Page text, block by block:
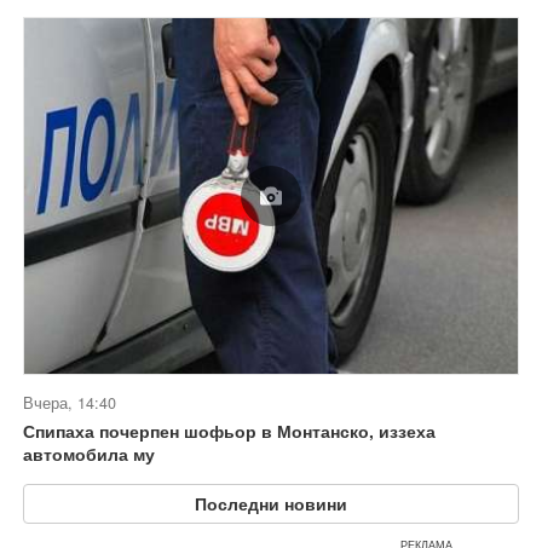
Вчера, 14:40
Спипаха почерпен шофьор в Монтанско, иззеха
автомобила му
Последни новини
РЕКЛАМА